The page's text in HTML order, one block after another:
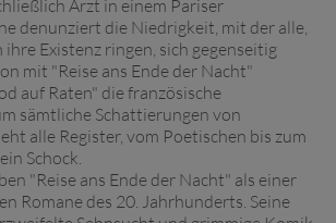
Arzt in einem Pariser
denunziert die Niedrigkeit, mit der alle,
ihre Existenz ringen, sich gegenseitig
mit "Reise ans Ende der Nacht"
auf Raten" die französische
sämtliche Schattierungen von
alle Register, vom Poetischen bis zum
Schock.
"Reise ans Ende der Nacht" als einer
Romane des 20. Jahrhunderts. Seine